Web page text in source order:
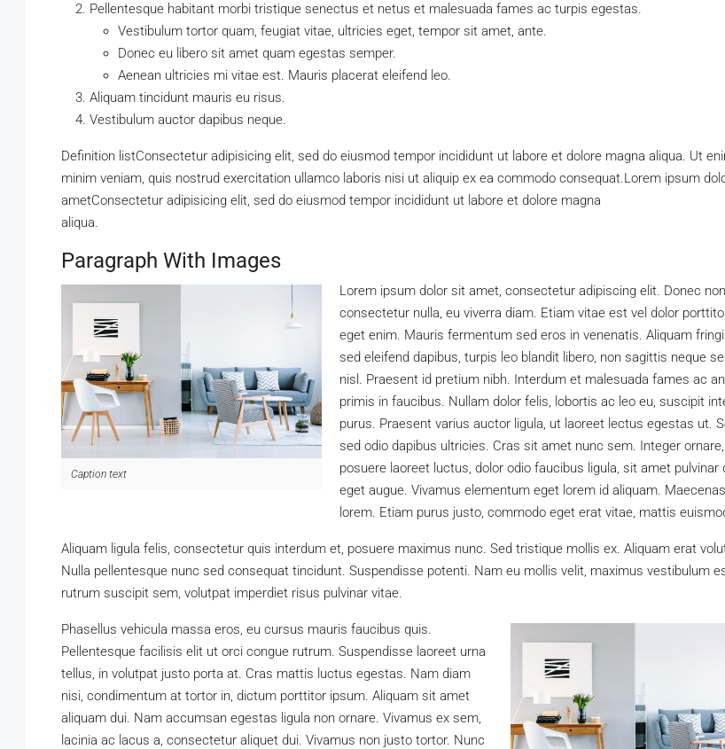
Pellentesque habitant morbi tristique senectus et netus et malesuada fames ac turpis egestas.
Vestibulum tortor quam, feugiat vitae, ultricies eget, tempor sit amet, ante.
Donec eu libero sit amet quam egestas semper.
Aenean ultricies mi vitae est. Mauris placerat eleifend leo.
Aliquam tincidunt mauris eu risus.
Vestibulum auctor dapibus neque.
Definition listConsectetur adipisicing elit, sed do eiusmod tempor incididunt ut labore et dolore magna aliqua. Ut
minim veniam, quis nostrud exercitation ullamco laboris nisi ut aliquip ex ea commodo consequat.Lorem ipsum
ametConsectetur adipisicing elit, sed do eiusmod tempor incididunt ut labore et dolore magna
aliqua.
Paragraph With Images
Caption text
Lorem ipsum dolor sit amet, consectetur adipiscing elit. Donec non
consectetur nulla, eu viverra diam. Etiam vitae est vel dolor
eget enim. Mauris fermentum sed eros in venenatis. Aliquam
sed eleifend dapibus, turpis leo blandit libero, non sagittis neque
nisl. Praesent id pretium nibh. Interdum et malesuada fames ac
primis in faucibus. Nullam dolor felis, lobortis ac leo eu, suscipit
purus. Praesent varius auctor ligula, ut laoreet lectus egestas ut.
sed odio dapibus ultricies. Cras sit amet nunc sem. Integer
posuere laoreet luctus, dolor odio faucibus ligula, sit amet pulvinar
eget augue. Vivamus elementum eget lorem id aliquam.
lorem. Etiam purus justo, commodo eget erat vitae, mattis
Aliquam ligula felis, consectetur quis interdum et, posuere maximus nunc. Sed tristique mollis ex. Aliquam erat
Nulla pellentesque nunc sed consequat tincidunt. Suspendisse potenti. Nam eu mollis velit, maximus vestibulum
rutrum suscipit sem, volutpat imperdiet risus pulvinar vitae.
Phasellus vehicula massa eros, eu cursus mauris faucibus quis.
Pellentesque facilisis elit ut orci congue rutrum. Suspendisse laoreet urna
tellus, in volutpat justo porta at. Cras mattis luctus egestas. Nam diam
nisi, condimentum at tortor in, dictum porttitor ipsum. Aliquam sit amet
aliquam dui. Nam accumsan egestas ligula non ornare. Vivamus ex sem,
lacinia ac lacus a, consectetur aliquet dui. Vivamus non justo tortor. Nunc